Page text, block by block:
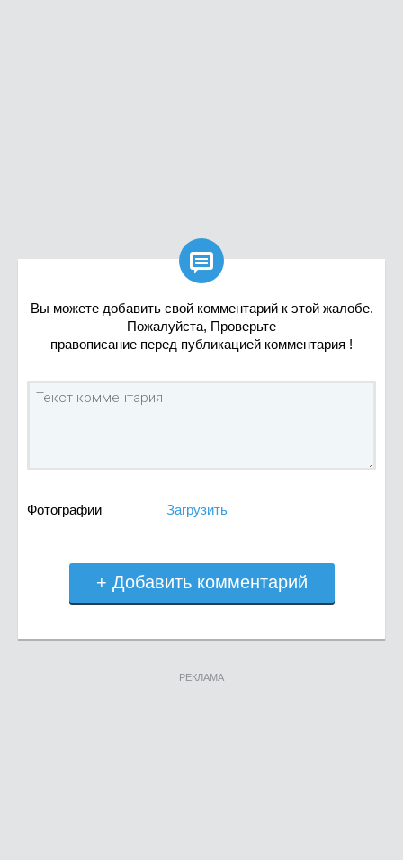

Вы можете добавить свой комментарий к этой жалобе.
Пожалуйста, Проверьте
правописание перед публикацией комментария !
Фотографии Загрузить
+ Добавить комментарий
РЕКЛАМА